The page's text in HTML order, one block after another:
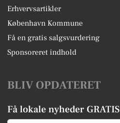
Erhvervsartikler
København Kommune
Få en gratis salgsvurdering
Sponsoreret indhold
BLIV OPDATERET
Få lokale nyheder GRATIS